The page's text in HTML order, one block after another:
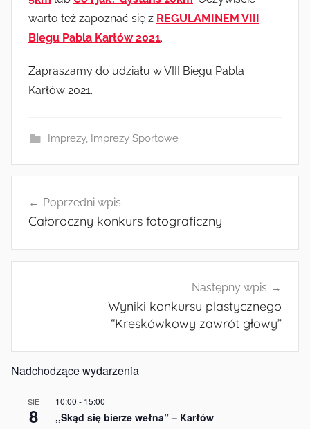
warto też zapoznać się z REGULAMINEM VIII
Biegu Pabla Karłów 2021.
Zapraszamy do udziału w VIII Biegu Pabla
Karłów 2021.
Imprezy, Imprezy Sportowe
wpisuPoprzedni wpis
Całoroczny konkurs fotograficzny
Następny wpis
Wyniki konkursu plastycznego
“Kreskówkowy zawrót głowy”
Nadchodzące wydarzenia
SIE
8
10:00 - 15:00
,,Skąd się bierze wełna” – Karłów